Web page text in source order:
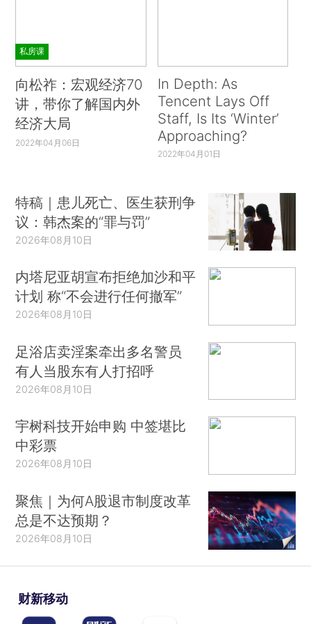
私房课
向松祚：宏观经济70
讲，带你了解国内外
经济大局
2022年04月06日
In Depth: As
Tencent Lays Off
Staff, Is Its ‘Winter’
Approaching?
2022年04月01日
特稿｜患儿死亡、医生获刑争
议：韩杰案的“罪与罚”
2026年08月10日
内塔尼亚胡宣布拒绝加沙和平
计划 称“不会进行任何撤军”
2026年08月10日
足浴店卖淫案牵出多名警员
有人当股东有人打招呼
2026年08月10日
宇树科技开始申购 中签堪比
中彩票
2026年08月10日
聚焦｜为何A股退市制度改革
总是不达预期？
2026年08月10日
财新移动